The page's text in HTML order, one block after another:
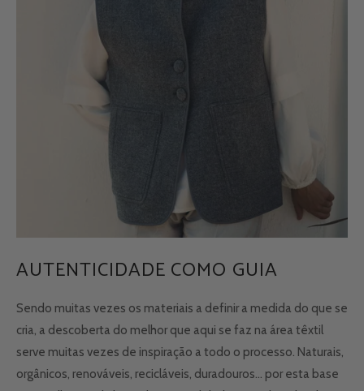
AUTENTICIDADE COMO GUIA
Sendo muitas vezes os materiais a definir a medida do que se
cria, a descoberta do melhor que aqui se faz na área têxtil
serve muitas vezes de inspiração a todo o processo. Naturais,
orgânicos, renováveis, recicláveis, duradouros... por esta base